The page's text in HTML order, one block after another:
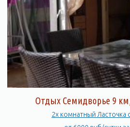
Отдых Семидворье 9
2х комнатный Ласточка